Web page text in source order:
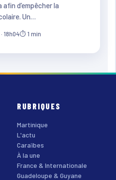
d’empêcher la
Un…
18h04⏱ 1 min
RUBRIQUES
Martinique
L'actu
Caraïbes
À la une
France & Internationale
Guadeloupe & Guyane